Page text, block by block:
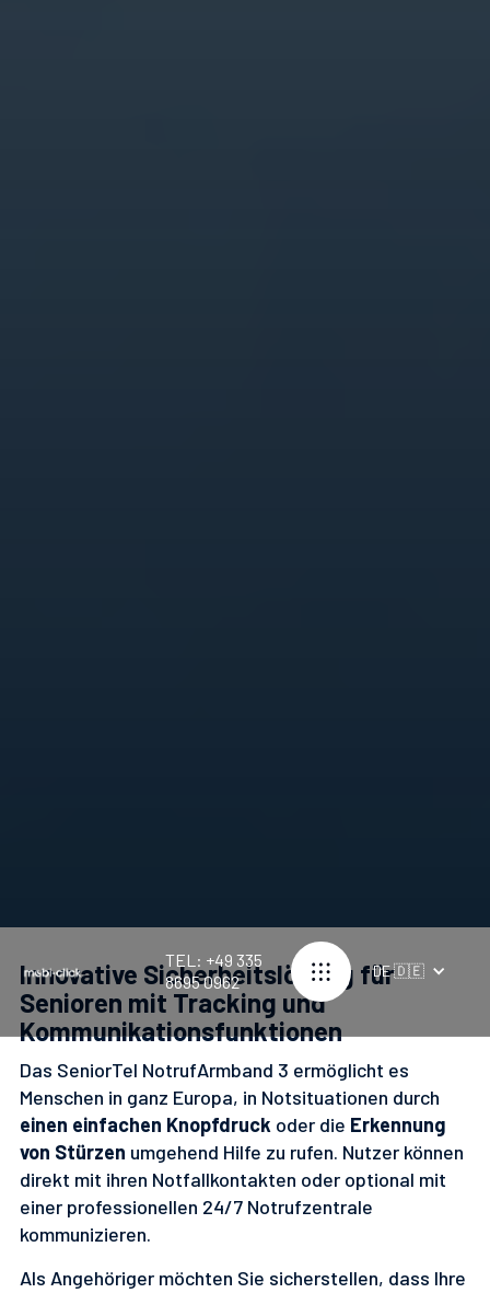
TEL: +49 335
8695 0962
DE 🇩🇪
Innovative Sicherheitslösung für
Senioren mit Tracking und
Kommunikationsfunktionen
Das SeniorTel NotrufArmband 3 ermöglicht es
Menschen in ganz Europa, in Notsituationen durch
einen einfachen Knopfdruck oder die Erkennung
von Stürzen umgehend Hilfe zu rufen. Nutzer können
direkt mit ihren Notfallkontakten oder optional mit
einer professionellen 24/7 Notrufzentrale
kommunizieren.
Als Angehöriger möchten Sie sicherstellen, dass Ihre